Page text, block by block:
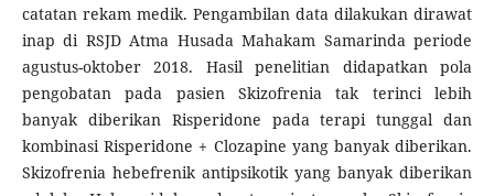
catatan rekam medik. Pengambilan data dilakukan dirawat
inap di RSJD Atma Husada Mahakam Samarinda periode
agustus-oktober 2018. Hasil penelitian didapatkan pola
pengobatan pada pasien Skizofrenia tak terinci lebih
banyak diberikan Risperidone pada terapi tunggal dan
kombinasi Risperidone + Clozapine yang banyak diberikan.
Skizofrenia hebefrenik antipsikotik yang banyak diberikan